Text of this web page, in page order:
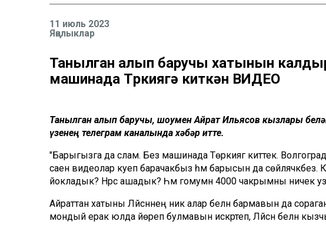
11 июль 2023
Яңалыклар
Танылган алып баручы хатынын
машинада Төркиягә киткән ВИДЕО
Танылган алып баручы, шоумен Айрат Ильясов кызлары
үзенең телеграм каналында хәбәр итте.
"Барыгызга да сәлам. Без машинада Төркиягә киттек.
саен видеолар куеп барачакбыз һәм барысын да
йокладык? Нәрсә ашадык? Һәм гомумән 4000 чакрымны ничек
Айраттан хатыны Ләйсәннең ник алар белән бармавын да
мондый ерак юлда йөреп булмавын искәртеп, Ләйсән белән